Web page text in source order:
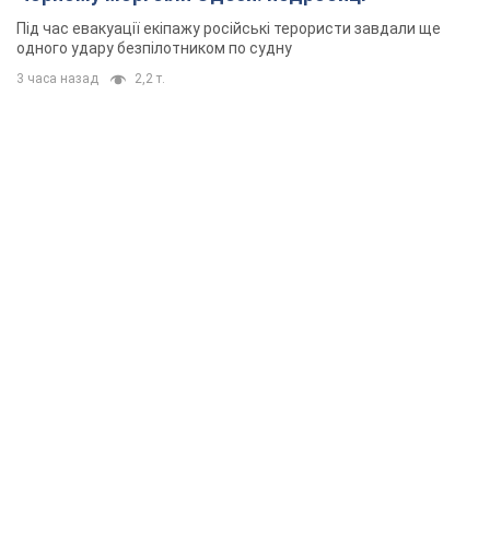
Під час евакуації екіпажу російські терористи завдали ще
одного удару безпілотником по судну
3 часа назад 2,2 т.